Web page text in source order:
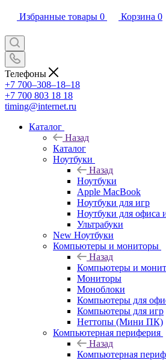
Избранные товары 0 Корзина 0
Телефоны
+7 700‒308‒18‒18
+7 700 803 18 18
timing@internet.ru
Каталог
Назад
Каталог
Ноутбуки
Назад
Ноутбуки
Apple MacBook
Ноутбуки для игр
Ноутбуки для офиса
Ультрабуки
New Ноутбуки
Компьютеры и мониторы
Назад
Компьютеры и
Мониторы
Моноблоки
Компьютеры для
Компьютеры для игр
Неттопы (Мини ПК)
Компьютерная периферия
Назад
Компьютерная